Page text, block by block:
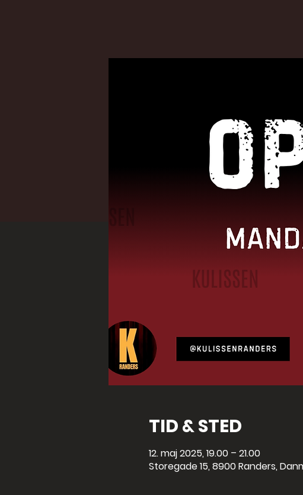
TID & STED
12. maj 2025, 19.00 – 21.00
Storegade 15, 8900 Randers,